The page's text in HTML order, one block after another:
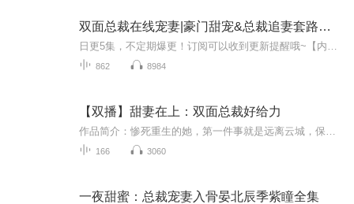
双面总裁在线宠妻|豪门甜宠&总裁追妻套路多| AI电子书
862 8984
【双播】甜妻在上：双面总裁好给力
166 3060
一夜甜蜜：总裁宠妻入骨晏北辰季紫瞳全集